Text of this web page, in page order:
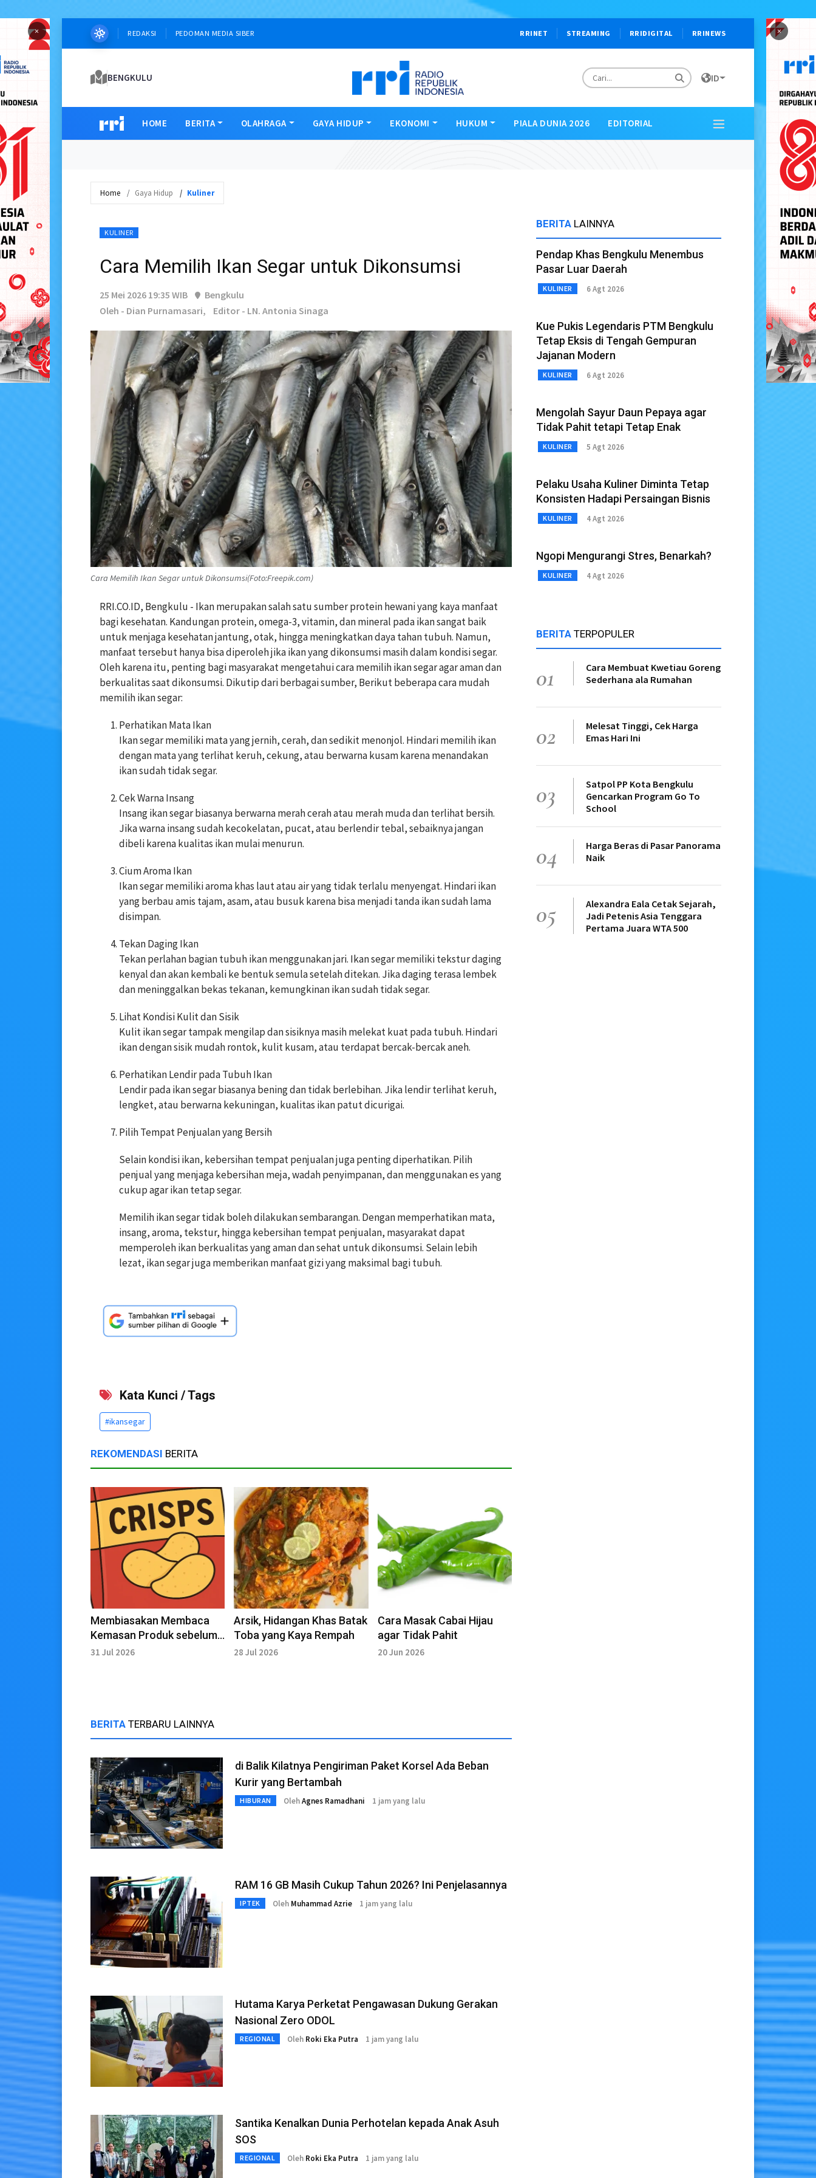
× ×
REDAKSI PEDOMAN MEDIA SIBER RRINET STREAMING RRIDIGITAL RRINEWS
BENGKULU ID
HOME BERITA OLAHRAGA GAYA HIDUP EKONOMI HUKUM PIALA DUNIA 2026 EDITORIAL
Home Gaya Hidup Kuliner
KULINER
Cara Memilih Ikan Segar untuk Dikonsumsi
25 Mei 2026 19:35 WIB
Bengkulu
Oleh - Dian Purnamasari,
Editor - LN. Antonia Sinaga
Cara Memilih Ikan Segar untuk Dikonsumsi(Foto:Freepik.com)
RRI.CO.ID, Bengkulu - Ikan merupakan salah satu sumber protein hewani yang kaya manfaat
bagi kesehatan. Kandungan protein, omega-3, vitamin, dan mineral pada ikan sangat baik
untuk menjaga kesehatan jantung, otak, hingga meningkatkan daya tahan tubuh. Namun,
manfaat tersebut hanya bisa diperoleh jika ikan yang dikonsumsi masih dalam kondisi segar.
Oleh karena itu, penting bagi masyarakat mengetahui cara memilih ikan segar agar aman dan
berkualitas saat dikonsumsi. Dikutip dari berbagai sumber, Berikut beberapa cara mudah
memilih ikan segar:
Perhatikan Mata Ikan
Ikan segar memiliki mata yang jernih, cerah, dan sedikit menonjol. Hindari memilih ikan
dengan mata yang terlihat keruh, cekung, atau berwarna kusam karena menandakan
ikan sudah tidak segar.
Cek Warna Insang
Insang ikan segar biasanya berwarna merah cerah atau merah muda dan terlihat bersih.
Jika warna insang sudah kecokelatan, pucat, atau berlendir tebal, sebaiknya jangan
dibeli karena kualitas ikan mulai menurun.
Cium Aroma Ikan
Ikan segar memiliki aroma khas laut atau air yang tidak terlalu menyengat. Hindari ikan
yang berbau amis tajam, asam, atau busuk karena bisa menjadi tanda ikan sudah lama
disimpan.
Tekan Daging Ikan
Tekan perlahan bagian tubuh ikan menggunakan jari. Ikan segar memiliki tekstur daging
kenyal dan akan kembali ke bentuk semula setelah ditekan. Jika daging terasa lembek
dan meninggalkan bekas tekanan, kemungkinan ikan sudah tidak segar.
Lihat Kondisi Kulit dan Sisik
Kulit ikan segar tampak mengilap dan sisiknya masih melekat kuat pada tubuh. Hindari
ikan dengan sisik mudah rontok, kulit kusam, atau terdapat bercak-bercak aneh.
Perhatikan Lendir pada Tubuh Ikan
Lendir pada ikan segar biasanya bening dan tidak berlebihan. Jika lendir terlihat keruh,
lengket, atau berwarna kekuningan, kualitas ikan patut dicurigai.
Pilih Tempat Penjualan yang Bersih
Selain kondisi ikan, kebersihan tempat penjualan juga penting diperhatikan. Pilih
penjual yang menjaga kebersihan meja, wadah penyimpanan, dan menggunakan es yang
cukup agar ikan tetap segar.
Memilih ikan segar tidak boleh dilakukan sembarangan. Dengan memperhatikan mata,
insang, aroma, tekstur, hingga kebersihan tempat penjualan, masyarakat dapat
memperoleh ikan berkualitas yang aman dan sehat untuk dikonsumsi. Selain lebih
lezat, ikan segar juga memberikan manfaat gizi yang maksimal bagi tubuh.
Kata Kunci / Tags
#ikansegar
REKOMENDASI BERITA
Membiasakan Membaca
Kemasan Produk sebelum
Memutuskan Membeli
31 Jul 2026
Arsik, Hidangan Khas Batak
Toba yang Kaya Rempah
28 Jul 2026
Cara Masak Cabai Hijau
agar Tidak Pahit
20 Jun 2026
BERITA TERBARU LAINNYA
di Balik Kilatnya Pengiriman Paket Korsel Ada Beban
Kurir yang Bertambah
HIBURAN OlehAgnes Ramadhani 1 jam yang lalu
RAM 16 GB Masih Cukup Tahun 2026? Ini Penjelasannya
IPTEK Oleh Muhammad Azrie 1 jam yang lalu
Hutama Karya Perketat Pengawasan Dukung Gerakan
Nasional Zero ODOL
REGIONAL Oleh Roki Eka Putra 1 jam yang lalu
Santika Kenalkan Dunia Perhotelan kepada Anak Asuh
SOS
REGIONAL Oleh Roki Eka Putra 1 jam yang lalu
BERITA LAINNYA
Pendap Khas Bengkulu Menembus
Pasar Luar Daerah
KULINER 6 Agt 2026
Kue Pukis Legendaris PTM Bengkulu
Tetap Eksis di Tengah Gempuran
Jajanan Modern
KULINER 6 Agt 2026
Mengolah Sayur Daun Pepaya agar
Tidak Pahit tetapi Tetap Enak
KULINER 5 Agt 2026
Pelaku Usaha Kuliner Diminta Tetap
Konsisten Hadapi Persaingan Bisnis
KULINER 4 Agt 2026
Ngopi Mengurangi Stres, Benarkah?
KULINER 4 Agt 2026
BERITA TERPOPULER
01
Cara Membuat Kwetiau Goreng
Sederhana ala Rumahan
02
Melesat Tinggi, Cek Harga
Emas Hari Ini
03
Satpol PP Kota Bengkulu
Gencarkan Program Go To
School
04
Harga Beras di Pasar Panorama
Naik
05
Alexandra Eala Cetak Sejarah,
Jadi Petenis Asia Tenggara
Pertama Juara WTA 500